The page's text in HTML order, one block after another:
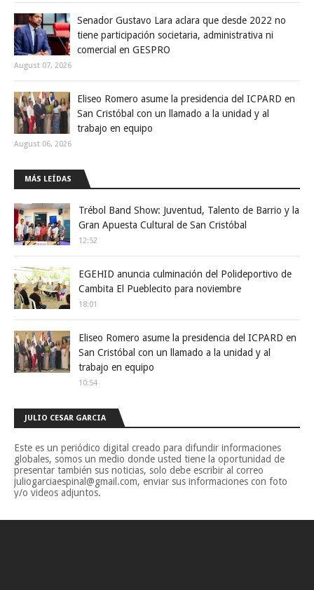
Senador Gustavo Lara aclara que desde 2022 no
tiene participación societaria, administrativa ni
comercial en GESPRO
August 07, 2026
Eliseo Romero asume la presidencia del ICPARD en
San Cristóbal con un llamado a la unidad y al
trabajo en equipo
August 06, 2026
MÁS LEÍDAS
Trébol Band Show: Juventud, Talento de Barrio y la
Gran Apuesta Cultural de San Cristóbal
12:52
EGEHID anuncia culminación del Polideportivo de
Cambita El Pueblecito para noviembre
18:01
Eliseo Romero asume la presidencia del ICPARD en
San Cristóbal con un llamado a la unidad y al
trabajo en equipo
10:54
JULIO CESAR GARCIA
Este es un periódico digital creado para difundir informaciones
globales, somos un medio donde usted tiene la oportunidad de
presentar también sus noticias, solo debe escribir al correo
juliogarciaespinal@gmail.com, enviar sus informaciones con foto
y/o videos adjuntos.